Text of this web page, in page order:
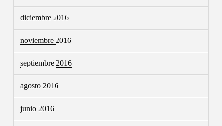
diciembre 2016
noviembre 2016
septiembre 2016
agosto 2016
junio 2016